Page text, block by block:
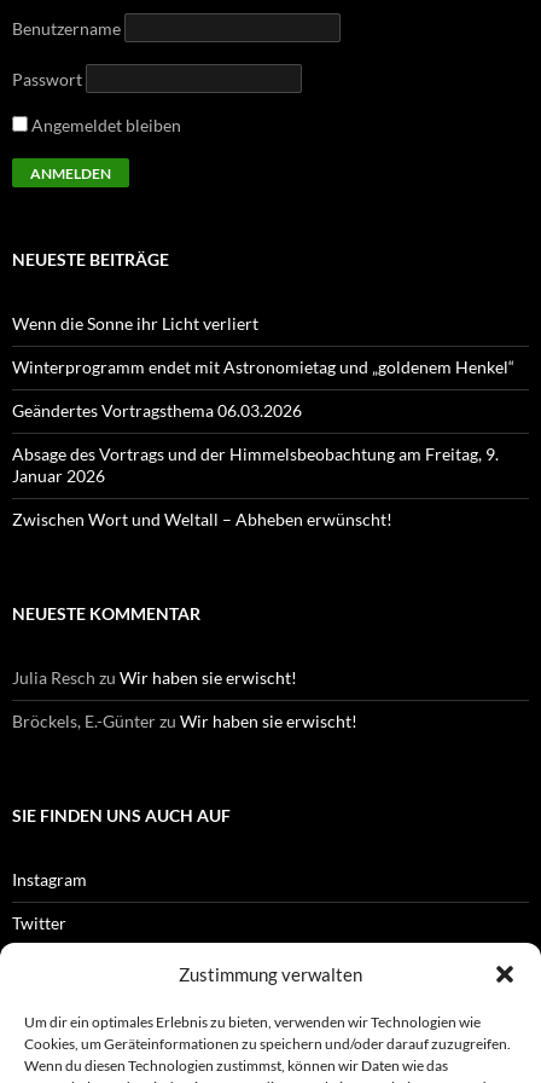
Zustimmung verwalten
Um dir ein optimales Erlebnis zu bieten, verwenden wir Technologien wie
Cookies, um Geräteinformationen zu speichern und/oder darauf zuzugreifen.
Wenn du diesen Technologien zustimmst, können wir Daten wie das
Benutzername
Passwort
Angemeldet bleiben
NEUESTE BEITRÄGE
Wenn die Sonne ihr Licht verliert
Winterprogramm endet mit Astronomietag und „goldenem Henkel“
Geändertes Vortragsthema 06.03.2026
Absage des Vortrags und der Himmelsbeobachtung am Freitag, 9.
Januar 2026
Zwischen Wort und Weltall – Abheben erwünscht!
NEUESTE KOMMENTAR
Julia Resch zu Wir haben sie erwischt!
Bröckels, E.-Günterzu Wir haben sie erwischt!
SIE FINDEN UNS AUCH AUF
Instagram
Twitter